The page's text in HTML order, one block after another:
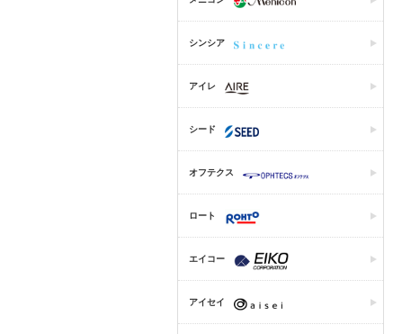
シンシア
アイレ
シード
オフテクス
ロート
エイコー
アイセイ